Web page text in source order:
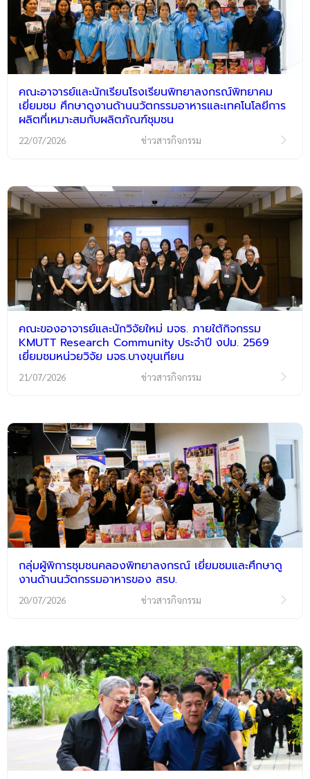
คณะอาจารย์และนักเรียนโรงเรียนพิทยาลงกรณ์พิทยาคม
เยี่ยมชม ศึกษาดูงานด้านนวัตกรรมอาหารและเทคโนโลยีการ
ผลิตที่เหมาะสมกับผลิตภัณฑ์ชุมชน
22/07/2026 ข่าวสารกิจกรรม
คณะของอาจารย์และนักวิจัยใหม่ มจธ. ภายใต้กิจกรรม
KMUTT Research Community ประจำปี งปม. 2569
เยี่ยมชมหน่วยวิจัย มจธ.บางขุนเทียน
21/07/2026 ข่าวสารกิจกรรม
กลุ่มผู้พิการชุมชนคลองพิทยาลงกรณ์ เยี่ยมชมและศึกษาดู
งานด้านนวัตกรรมอาหารของ สรบ.
20/07/2026 ข่าวสารกิจกรรม